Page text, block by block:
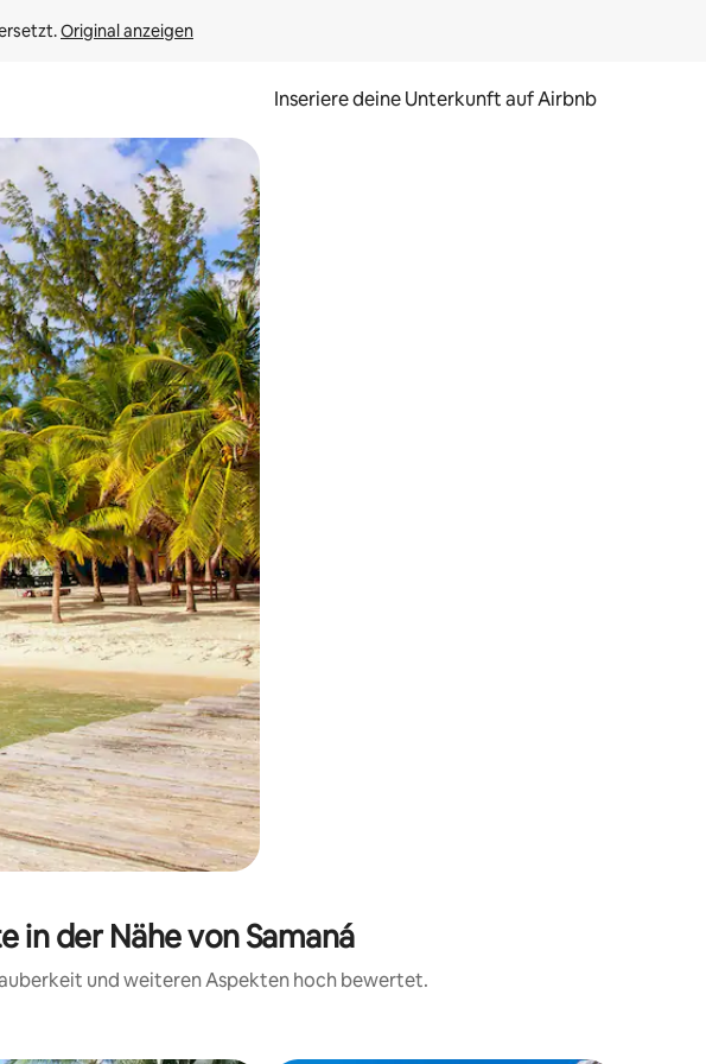
Original anzeigen
Inseriere deine Unterkunft auf Airbnb
Ergebnisse durch Berühren oder Wischgesten.
der Nähe von Samaná
und weiteren Aspekten hoch bewertet.